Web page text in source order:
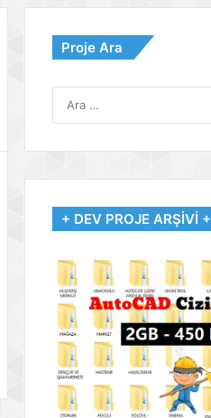
Proje Ara
+ DEV PROJE ARŞİVİ +